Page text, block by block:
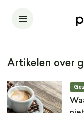
Artikelen over